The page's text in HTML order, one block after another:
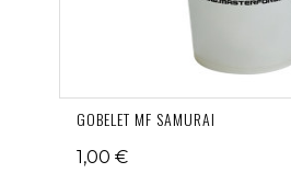
GOBELET MF SAMURAI
1,00 €